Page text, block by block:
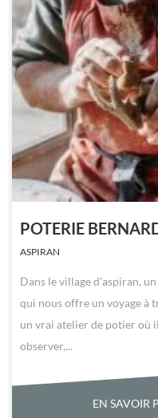
POTERIE
ASPIRAN
Dans le village d'aspiran,
qui nous offre un voyage à
un vrai atelier de potier où
observer,...
EN SAVOIR